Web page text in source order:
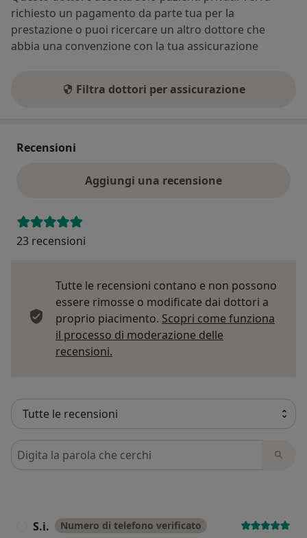
richiesto un pagamento da parte tua per la
prestazione o puoi ricercare un altro dottore che
abbia una convenzione con la tua assicurazione
Filtra dottori per assicurazione
Recensioni
Aggiungi una recensione
23 recensioni
Tutte le recensioni contano e non possono
essere rimosse o modificate dai dottori a
proprio piacimento. Scopri come funziona
il processo di moderazione delle
recensioni.
Cerca nelle recensioni
S.i. Numero di telefono verificato